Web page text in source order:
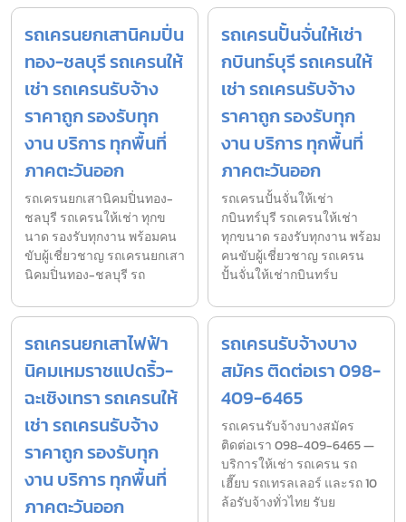
รถเครนยกเสานิคมปิ่น
ทอง-ชลบุรี รถเครนให้
เช่า รถเครนรับจ้าง
ราคาถูก รองรับทุก
งาน บริการ ทุกพื้นที่
ภาคตะวันออก
รถเครนยกเสานิคมปิ่นทอง-
ชลบุรี รถเครนให้เช่า ทุกข
นาด รองรับทุกงาน พร้อมคน
ขับผู้เชี่ยวชาญ รถเครนยกเสา
นิคมปิ่นทอง-ชลบุรี รถ
รถเครนปั้นจั่นให้เช่า
กบินทร์บุรี รถเครนให้
เช่า รถเครนรับจ้าง
ราคาถูก รองรับทุก
งาน บริการ ทุกพื้นที่
ภาคตะวันออก
รถเครนปั้นจั่นให้เช่า
กบินทร์บุรี รถเครนให้เช่า
ทุกขนาด รองรับทุกงาน พร้อม
คนขับผู้เชี่ยวชาญ รถเครน
ปั้นจั่นให้เช่ากบินทร์บ
รถเครนยกเสาไฟฟ้า
นิคมเหมราชแปดริ้ว-
ฉะเชิงเทรา รถเครนให้
เช่า รถเครนรับจ้าง
ราคาถูก รองรับทุก
งาน บริการ ทุกพื้นที่
ภาคตะวันออก
รถเครนรับจ้างบาง
สมัคร ติดต่อเรา 098-
409-6465
รถเครนรับจ้างบางสมัคร
ติดต่อเรา 098-409-6465 —
บริการให้เช่า รถเครน รถ
เฮี๊ยบ รถเทรลเลอร์ และรถ 10
ล้อรับจ้างทั่วไทย รับย